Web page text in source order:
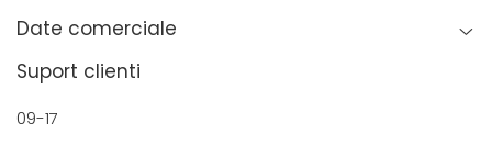
Date comerciale
Suport clienti
09-17